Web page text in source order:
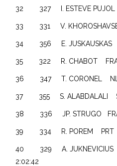
32 327 I. ESTEVE PUJOL
33 331 V.
34 356 E. JUSKAUSKAS
35 322 R. CHABOT FRA
36 347 T. CORONEL NLD
37 355 S. ALABDALALI
38 336 JP. STRUGO
39 334 R. POREM PRT
40 329 A.
2:02:42